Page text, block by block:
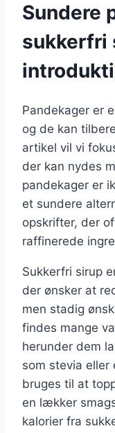
Sundere
sukkerfri
Pandekager er
og de kan
artikel vil vi
der kan nydes
pandekager er
et sundere
opskrifter, der
raffinerede
Sukkerfri sirup
der ønsker at
men stadig
findes mange
herunder dem
som stevia eller
bruges til at
en lækker
kalorier fra